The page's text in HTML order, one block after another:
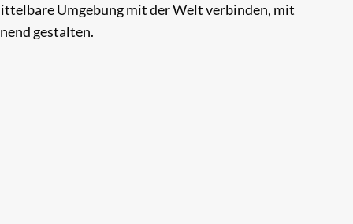
Umgebung mit der Welt verbinden, mit
gestalten.